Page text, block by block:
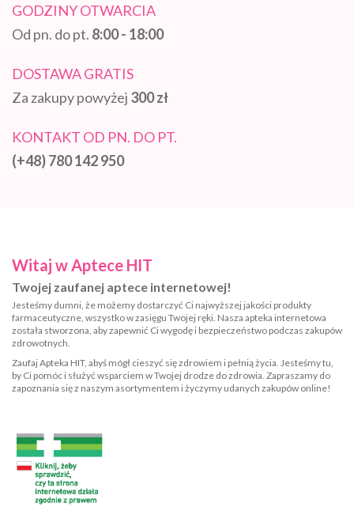
GODZINY OTWARCIA
Od pn. do pt. 8:00 - 18:00
DOSTAWA GRATIS
Za zakupy powyżej 300 zł
KONTAKT OD PN. DO PT.
(+48) 780 142 950
Witaj w Aptece HIT
Twojej zaufanej aptece internetowej!
Jesteśmy dumni, że możemy dostarczyć Ci najwyższej jakości produkty
farmaceutyczne, wszystko w zasięgu Twojej ręki. Nasza apteka internetowa
została stworzona, aby zapewnić Ci wygodę i bezpieczeństwo podczas zakupów
zdrowotnych.
Zaufaj Apteka HIT, abyś mógł cieszyć się zdrowiem i pełnią życia. Jesteśmy tu,
by Ci pomóc i służyć wsparciem w Twojej drodze do zdrowia. Zapraszamy do
zapoznania się z naszym asortymentem i życzymy udanych zakupów online!